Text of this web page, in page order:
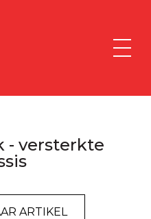
- versterkte
ARTIKEL